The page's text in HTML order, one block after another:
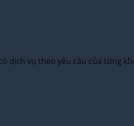
dịch vụ theo yêu cầu của từng